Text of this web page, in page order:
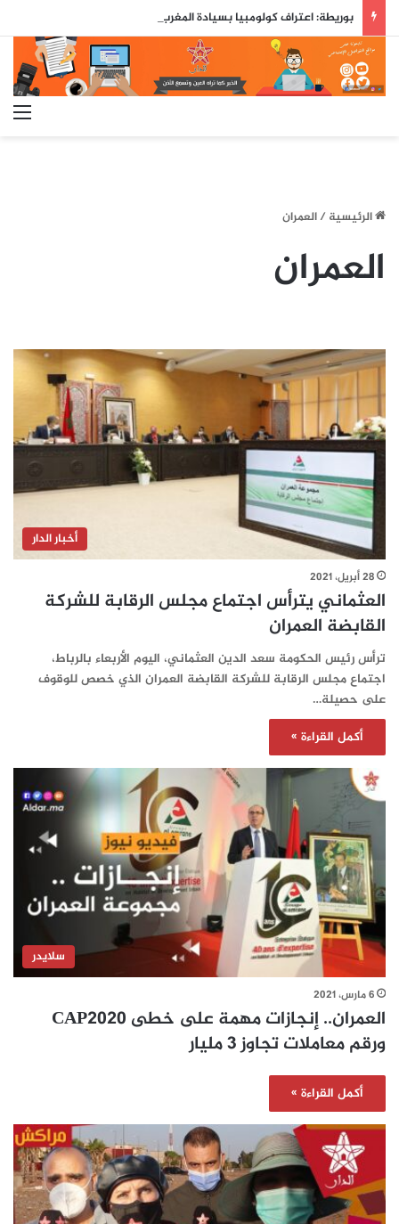
الرئيسية/العمران
العمران
أخبار الدار
28 أبريل، 2021
العثماني يترأس اجتماع مجلس الرقابة للشركة
القابضة العمران
ترأس رئيس الحكومة سعد الدين العثماني، اليوم الأربعاء بالرباط،
اجتماع مجلس الرقابة للشركة القابضة العمران الذي خصص للوقوف
على حصيلة…
أكمل القراءة »
سلايدر
6 مارس، 2021
العمران.. إنجازات مهمة على خطى CAP2020
ورقم معاملات تجاوز 3 مليار
أكمل القراءة »